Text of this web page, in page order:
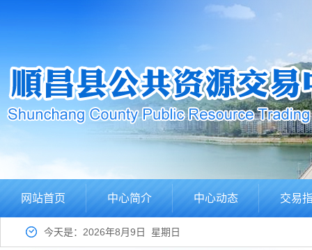
网站首页 中心简介 中心动态 交易
今天是：2026年8月9日 星期日